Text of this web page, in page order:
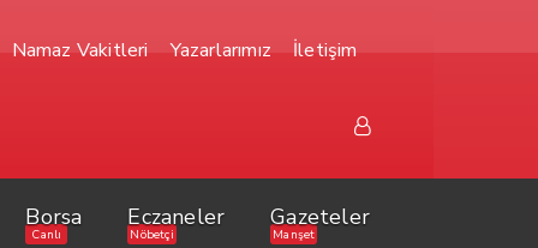
Namaz Vakitleri Yazarlarımız İletişim
Borsa
Canlı
Eczaneler
Nöbetçi
Gazeteler
Manşet